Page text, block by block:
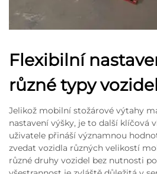
Flexibilní
různé typy vozidel
Jelikož mobilní stožárové výtahy
nastavení výšky, je to další klíčová
uživatele přináší významnou
zvedat vozidla různých velikostí
různé druhy vozidel bez nutnosti